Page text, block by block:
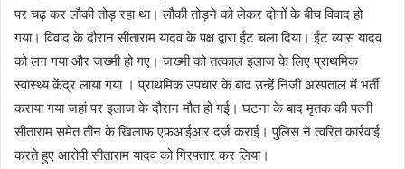
पर चढ़ कर लौकी तोड़ रहा था। लौकी तोड़ने को लेकर दोनों के बीच विवाद हो
गया। विवाद के दौरान सीताराम यादव के पक्ष द्वारा ईंट चला दिया। ईंट व्यास यादव
को लग गया और जख्मी हो गए। जख्मी को तत्काल इलाज के लिए प्राथमिक
स्वास्थ्य केंद्र लाया गया । प्राथमिक उपचार के बाद उन्हें निजी अस्पताल में भर्ती
कराया गया जहां पर इलाज के दौरान मौत हो गई। घटना के बाद मृतक की पत्नी
सीताराम समेत तीन के खिलाफ एफआईआर दर्ज कराई। पुलिस ने त्वरित कार्रवाई
करते हुए आरोपी सीताराम यादव को गिरफ्तार कर लिया।